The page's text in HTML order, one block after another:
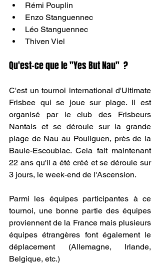
Rémi Pouplin
Enzo Stanguennec
Léo Stanguennec
Thiven Viel
Qu'est-ce que le "Yes But Nau"  ?
C'est un tournoi international d'Ultimate
Frisbee qui se joue sur plage. Il est
organisé par le club des Frisbeurs
Nantais et se déroule sur la grande
plage de Nau au Pouliguen, près de la
Baule-Escoublac. Cela fait maintenant
22 ans qu'il a été créé et se déroule sur
3 jours, le week-end de l'Ascension.
Parmi les équipes participantes à ce
tournoi, une bonne partie des équipes
proviennent de la France mais plusieurs
équipes étrangères font également le
déplacement (Allemagne, Irlande,
Belgique, etc.)